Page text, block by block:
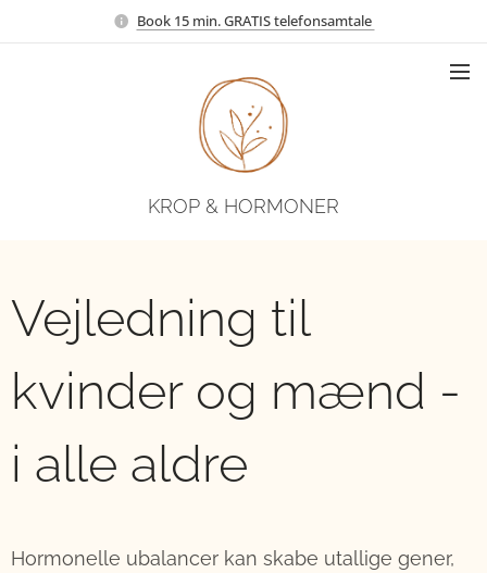
Book 15 min. GRATIS telefonsamtale
KROP & HORMONER
Vejledning til
kvinder og mænd -
i alle aldre
Hormonelle ubalancer kan skabe utallige gener,